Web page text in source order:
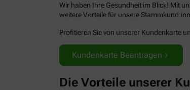
Wir haben Ihre Gesundheit im Blick! Mit
weitere Vorteile für unsere
Profitieren Sie von unserer Kundenkarte
Kundenkarte Beantragen
Die Vorteile unserer